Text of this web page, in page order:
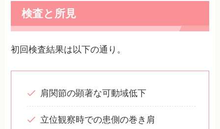
検査と所見
初回検査結果は以下の通り。
肩関節の顕著な可動域低下
立位観察時での患側の巻き肩